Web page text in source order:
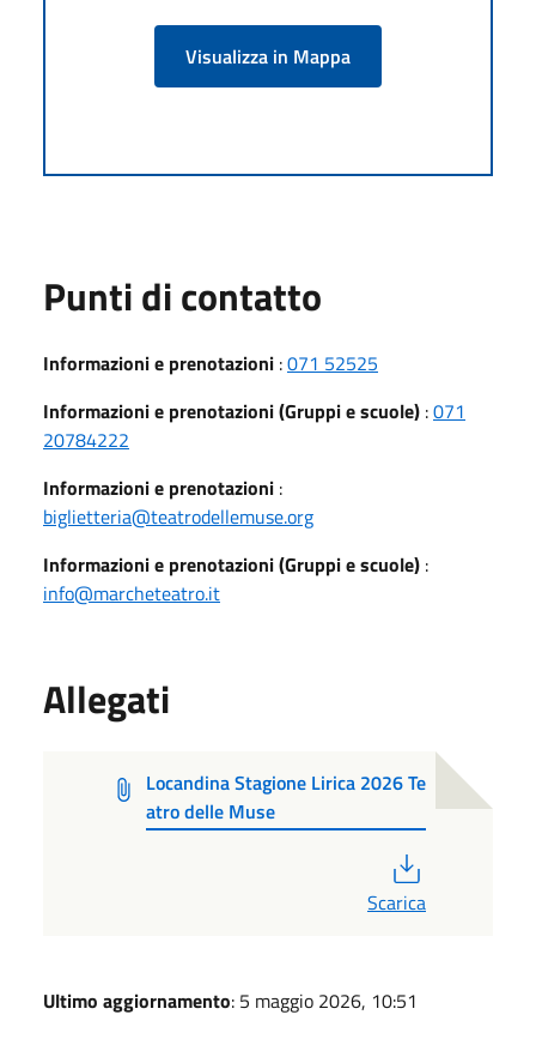
Visualizza in Mappa
Punti di contatto
Informazioni e prenotazioni :071 52525
Informazioni e prenotazioni (Gruppi e scuole) :071
20784222
Informazioni e prenotazioni :
biglietteria@teatrodellemuse.org
Informazioni e prenotazioni (Gruppi e scuole) :
info@marcheteatro.it
Allegati
Locandina Stagione Lirica 2026 Te
atro delle Muse
Scarica
Ultimo aggiornamento: 5 maggio 2026, 10:51